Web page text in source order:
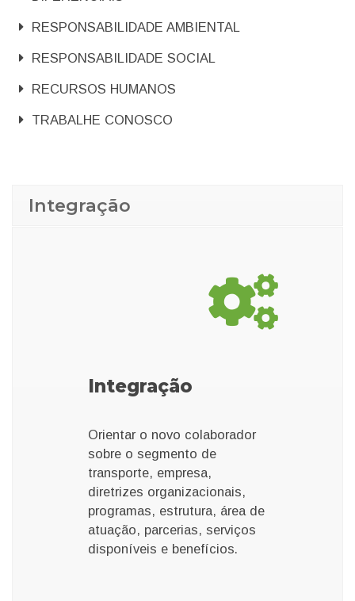
RESPONSABILIDADE AMBIENTAL
RESPONSABILIDADE SOCIAL
RECURSOS HUMANOS
TRABALHE CONOSCO
Integração
Integração
Orientar o novo colaborador
sobre o segmento de
transporte, empresa,
diretrizes organizacionais,
programas, estrutura, área de
atuação, parcerias, serviços
disponíveis e benefícios.